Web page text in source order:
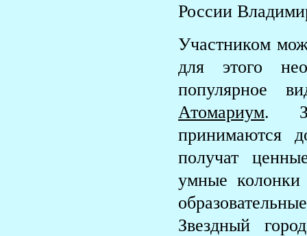
России
Участником
для этого
популярное
Атомариум.
принимаются
получат
умные
Звездный